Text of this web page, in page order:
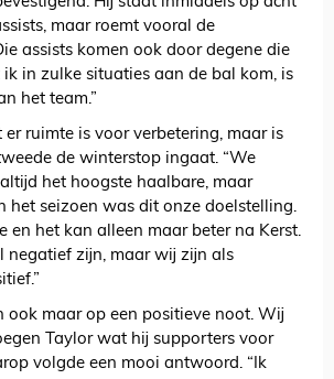
maar roemt vooral de
assists komen ook door degene die
ik in zulke situaties aan de bal kom, is
het team.”
er ruimte is voor verbetering, maar is
de winterstop ingaat. “We
het hoogste haalbare, maar
het seizoen was dit onze doelstelling.
en het kan alleen maar beter na Kerst.
negatief zijn, maar wij zijn als
ook maar op een positieve noot. Wij
Taylor wat hij supporters voor
volgde een mooi antwoord. “Ik